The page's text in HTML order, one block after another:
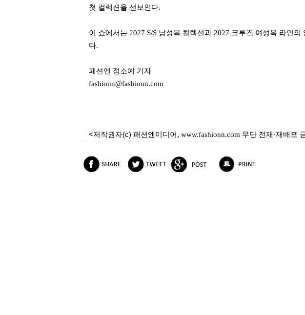
첫 컬렉션을 선보인다.
이 쇼에서는 2027 S/S 남성복 컬렉션과 2027 크루즈 여성복 라인의
다.
패션엔 정소예 기자
fashionn@fashionn.com
<저작권자(c) 패션엔미디어, www.fashionn.com 무단 전재-재배포